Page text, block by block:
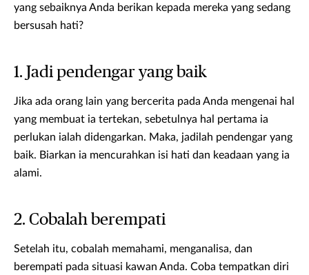
yang sebaiknya Anda berikan kepada mereka yang sedang
bersusah hati?
1. Jadi pendengar yang baik
Jika ada orang lain yang bercerita pada Anda mengenai hal
yang membuat ia tertekan, sebetulnya hal pertama ia
perlukan ialah didengarkan. Maka, jadilah pendengar yang
baik. Biarkan ia mencurahkan isi hati dan keadaan yang ia
alami.
2. Cobalah berempati
Setelah itu, cobalah memahami, menganalisa, dan
berempati pada situasi kawan Anda. Coba tempatkan diri